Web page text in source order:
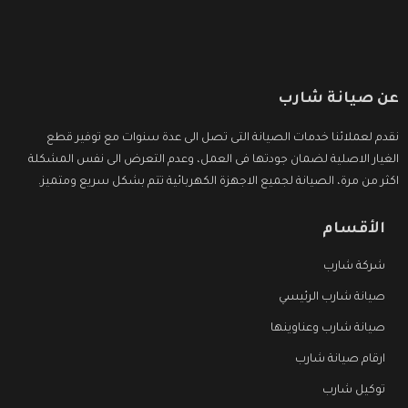
عن صيانة شارب
نقدم لعملائنا خدمات الصيانة التى تصل الى عدة سنوات مع توفير قطع
الغيار الاصلية لضمان جودتها فى العمل، وعدم التعرض الى نفس المشكلة
اكثر من مرة، الصيانة لجميع الاجهزة الكهربائية تتم بشكل سريع ومتميز.
الأقسام
شركة شارب
صيانة شارب الرئيسي
صيانة شارب وعناوينها
ارقام صيانة شارب
توكيل شارب